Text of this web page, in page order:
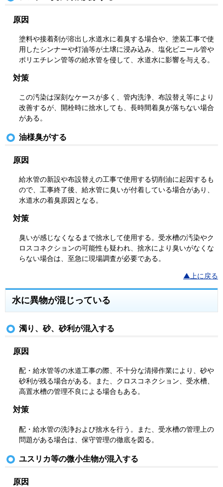
原因
塗料や接着剤が溶出し水道水に着臭する場合や、塗装工事で使
用したシンナーや灯油等が土壌に浸み込み、塩化ビニール管や
ポリエチレン管等の給水管を侵して、水道水に影響を与える。
対策
この汚染は深刻なケースが多く、管内洗浄、布設替え等により
改善するが、開栓時に捨水しても、長時間着臭が落ちない場合
がある。
油様臭がする
原因
給水管の新設や布設替えの工事で使用する切削油に起因するも
ので、工事終了後、給水管に臭いが付着している場合があり、
水道水の着臭原因となる。
対策
臭いが感じなくなるまで捨水して使用する。受水槽の汚染やク
ロスコネクションの可能性も疑われ、捨水により臭いがなくな
らない場合は、至急に現場調査が必要である。
▲上に戻る
水に異物が混じっている
濁り、砂、砂利が混入する
原因
配・給水管等の水道工事の際、不十分な清掃作業により、砂や
砂利が残る場合がある。また、クロスコネクション、受水槽、
高置水槽の管理不良による場合もある。
対策
配・給水管の洗浄および捨水を行う。また、受水槽の管理上の
問題がある場合は、保守管理の徹底を図る。
ユスリカ等の微小生物が混入する
原因